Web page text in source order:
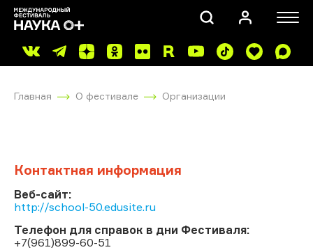
Главная О фестивале Организации
Контактная информация
Веб-сайт:
http://school-50.edusite.ru
Телефон для справок в дни Фестиваля:
+7(961)899-60-51